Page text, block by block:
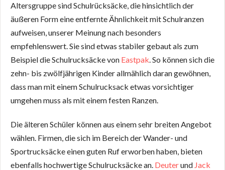
Altersgruppe sind Schulrücksäcke, die hinsichtlich der
äußeren Form eine entfernte Ähnlichkeit mit Schulranzen
aufweisen, unserer Meinung nach besonders
empfehlenswert. Sie sind etwas stabiler gebaut als zum
Beispiel die Schulrucksäcke von Eastpak. So können sich die
zehn- bis zwölfjährigen Kinder allmählich daran gewöhnen,
dass man mit einem Schulrucksack etwas vorsichtiger
umgehen muss als mit einem festen Ranzen.
Die älteren Schüler können aus einem sehr breiten Angebot
wählen. Firmen, die sich im Bereich der Wander- und
Sportrucksäcke einen guten Ruf erworben haben, bieten
ebenfalls hochwertige Schulrucksäcke an. Deuterund Jack